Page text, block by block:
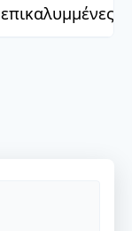
επικαλυμμένες